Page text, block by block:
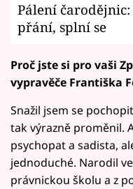
Pálení
přání, splní se
Proč jste si pro vaši
vypravěče Františka
Snažil jsem se
tak výrazně proměnil.
psychopat a sadista,
jednoduché. Narodil
právnickou školu a z